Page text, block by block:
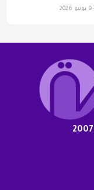
9 يونيو 2026